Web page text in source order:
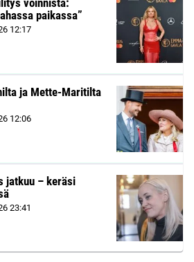
voinnista:
paikassa”
12:17
ja Mette-Maritilta
12:06
jatkuu – keräsi
23:41